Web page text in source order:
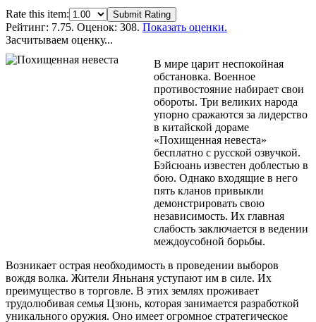
Rate this item: Submit Rating
Рейтинг: 7.75. Оценок: 308. Показать оценки.
Засчитываем оценку...
В мире царит неспокойная
обстановка. Военное
противостояние набирает свои
обороты. Три великих народа
упорно сражаются за лидерство
в китайской дораме
«Похищенная невеста»
бесплатно с русской озвучкой.
Бэйсюань известен доблестью в
бою. Однако входящие в него
пять кланов привыкли
демонстрировать свою
независимость. Их главная
слабость заключается в ведении
междоусобной борьбы.
Возникает острая необходимость в проведении выборов
вождя волка. Жители Яньнаня уступают им в силе. Их
преимущество в торговле. В этих землях проживает
трудолюбивая семья Цзюнь, которая занимается разработкой
уникального оружия. Оно имеет огромное стратегическое